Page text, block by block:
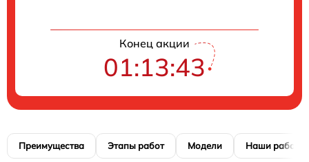
Конец акции
01:13:42
Преимущества Этапы работ Модели Наши работы